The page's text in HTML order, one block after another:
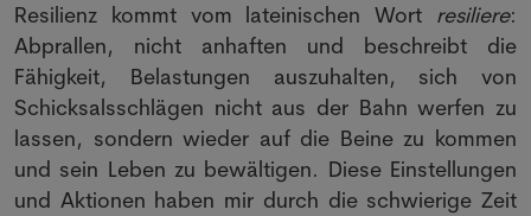
Resilienz kommt vom lateinischen Wort resiliere:
Abprallen, nicht anhaften und beschreibt die
Fähigkeit, Belastungen auszuhalten, sich von
Schicksalsschlägen nicht aus der Bahn werfen zu
lassen, sondern wieder auf die Beine zu kommen
und sein Leben zu bewältigen. Diese Einstellungen
und Aktionen haben mir durch die schwierige Zeit